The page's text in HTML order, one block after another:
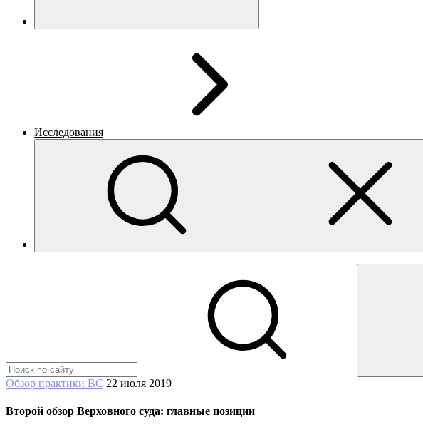
Исследования
Обзор практики ВС 22 июля 2019
Второй обзор Верховного суда: главные позиции